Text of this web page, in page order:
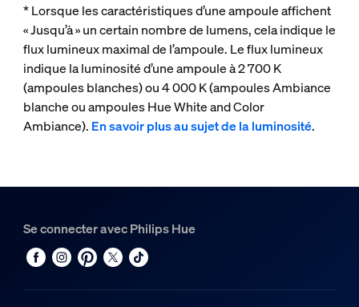
* Lorsque les caractéristiques d’une ampoule affichent
« Jusqu’à » un certain nombre de lumens, cela indique le
flux lumineux maximal de l’ampoule. Le flux lumineux
indique la luminosité d’une ampoule à 2 700 K
(ampoules blanches) ou 4 000 K (ampoules Ambiance
blanche ou ampoules Hue White and Color
Ambiance). En savoir plus au sujet de la luminosité.
Se connecter avec Philips Hue